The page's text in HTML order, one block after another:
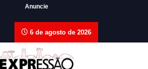
Anuncie
6 de agosto de 2026